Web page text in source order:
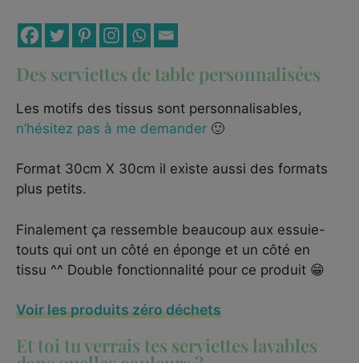
Des serviettes de table personnalisées
Les motifs des tissus sont personnalisables,
n’hésitez pas à me demander 🙂
Format 30cm X 30cm il existe aussi des formats
plus petits.
Finalement ça ressemble beaucoup aux essuie-
touts qui ont un côté en éponge et un côté en
tissu ^^ Double fonctionnalité pour ce produit 😁
Voir les produits zéro déchets
Et toi tu verrais tes serviettes lavables